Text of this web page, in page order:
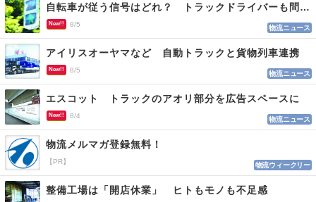
自転車が従う信号はどれ？ トラックドライバーも問われる認識
New!! 8/5 物流ニュース
アイリスオーヤマなど 自動トラックと貨物列車連携
New!! 8/5 物流ニュース
エスコット トラックのアオリ部分を広告スペースに
New!! 8/4 物流ニュース
物流メルマガ登録無料！
【PR】 物流ウィークリー
整備工場は「開店休業」 ヒトもモノも不足感